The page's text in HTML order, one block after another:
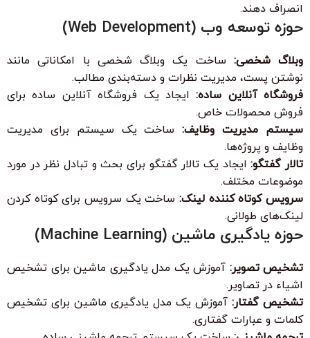
انصراف دهند.
حوزه توسعه وب (Web Development)
وبلاگ شخصی: ساخت یک وبلاگ شخصی با امکاناتی مانند
نوشتن پست، مدیریت نظرات و دسته‌بندی مطالب.
فروشگاه آنلاین ساده:ایجاد یک فروشگاه آنلاین ساده برای
فروش محصولات خاص.
سیستم مدیریت وظایف:ساخت یک سیستم برای مدیریت
وظایف و پروژه‌ها.
تالار گفتگو:ایجاد یک تالار گفتگو برای بحث و تبادل نظر در مورد
موضوعات مختلف.
سرویس کوتاه کننده لینک: ساخت یک سرویس برای کوتاه کردن
لینک‌های طولانی.
حوزه یادگیری ماشین (Machine Learning)
تشخیص تصویر: آموزش یک مدل یادگیری ماشین برای تشخیص
اشیاء در تصاویر.
تشخیص گفتار: آموزش یک مدل یادگیری ماشین برای تشخیص
کلمات و عبارات گفتاری.